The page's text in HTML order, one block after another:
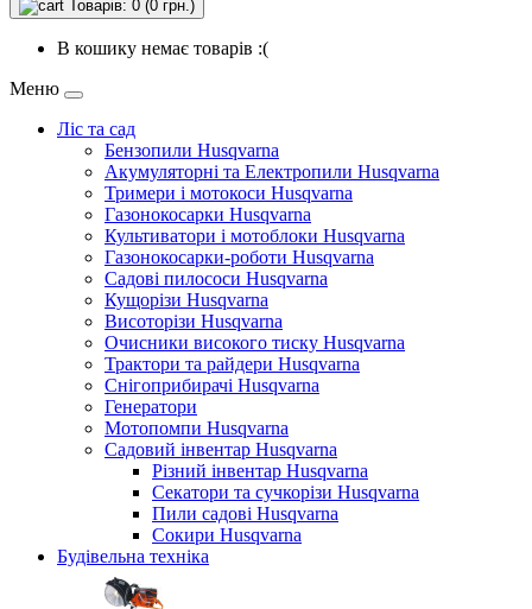
Товарів: 0 (0 грн.)
В кошику немає товарів :(
Меню
Ліс та сад
Бензопили Husqvarna
Акумуляторні та Електропили Husqvarna
Тримери і мотокоси Husqvarna
Газонокосарки Husqvarna
Культиватори і мотоблоки Husqvarna
Газонокосарки-роботи Husqvarna
Садові пилососи Husqvarna
Кущорізи Husqvarna
Висоторізи Husqvarna
Очисники високого тиску Husqvarna
Трактори та райдери Husqvarna
Снігоприбирачі Husqvarna
Генератори
Мотопомпи Husqvarna
Садовий інвентар Husqvarna
Різний інвентар Husqvarna
Секатори та сучкорізи Husqvarna
Пили садові Husqvarna
Сокири Husqvarna
Будівельна техніка